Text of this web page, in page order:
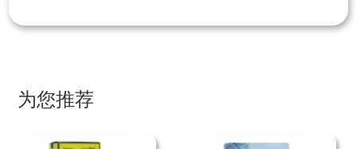
为您推荐